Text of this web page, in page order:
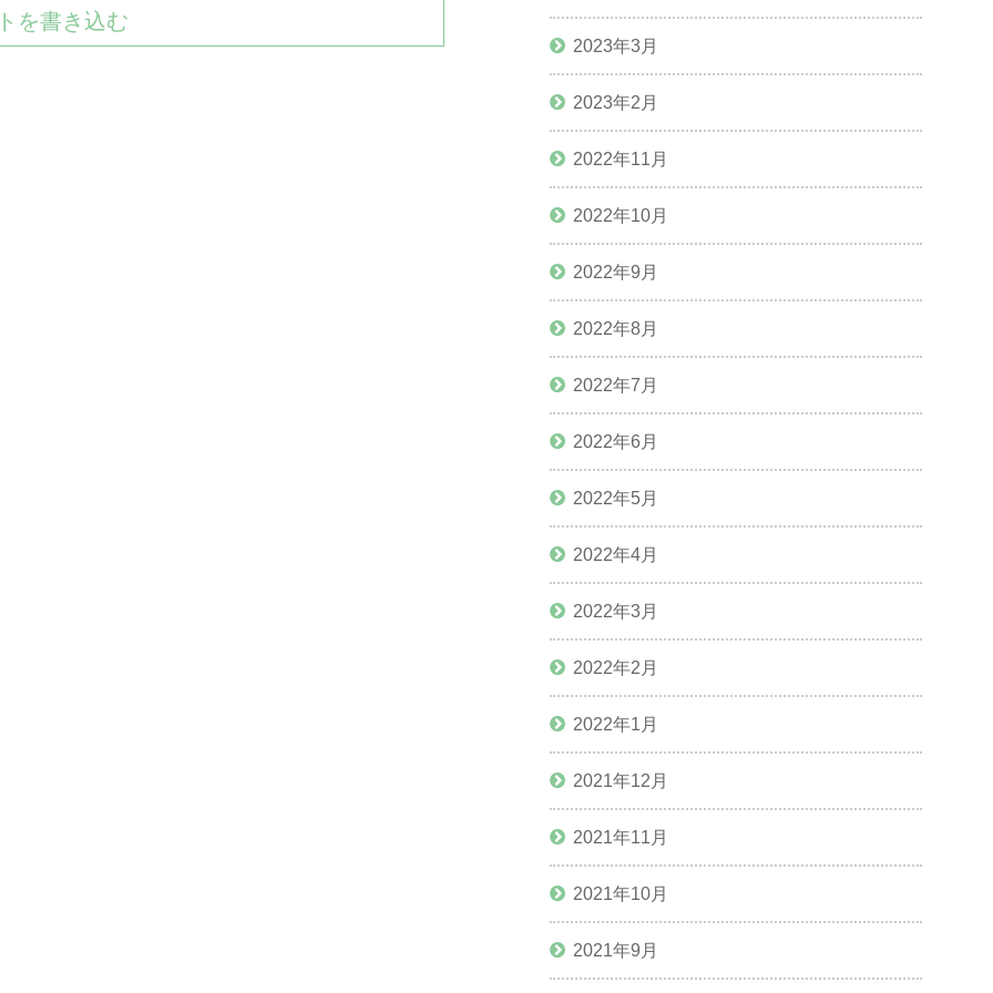
を書き込む
2023年3月
2023年2月
2022年11月
2022年10月
2022年9月
2022年8月
2022年7月
2022年6月
2022年5月
2022年4月
2022年3月
2022年2月
2022年1月
2021年12月
2021年11月
2021年10月
2021年9月